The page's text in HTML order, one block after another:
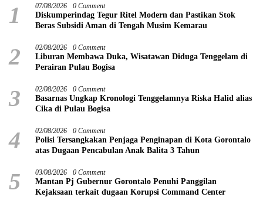
1 07/08/2026 0 Comment
Diskumperindag Tegur Ritel Modern dan Pastikan Stok
Beras Subsidi Aman di Tengah Musim Kemarau
2 02/08/2026 0 Comment
Liburan Membawa Duka, Wisatawan Diduga Tenggelam di
Perairan Pulau Bogisa
3 02/08/2026 0 Comment
Basarnas Ungkap Kronologi Tenggelamnya Riska Halid alias
Cika di Pulau Bogisa
4 02/08/2026 0 Comment
Polisi Tersangkakan Penjaga Penginapan di Kota Gorontalo
atas Dugaan Pencabulan Anak Balita 3 Tahun
5 03/08/2026 0 Comment
Mantan Pj Gubernur Gorontalo Penuhi Panggilan
Kejaksaan terkait dugaan Korupsi Command Center